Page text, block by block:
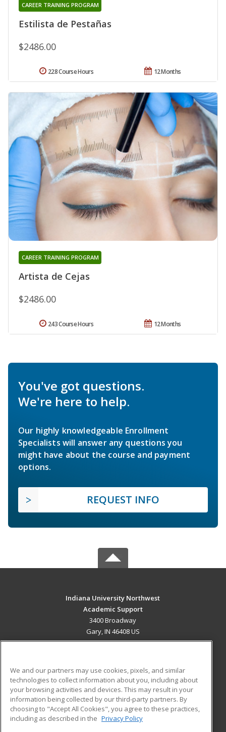
Estilista de Pestañas
CAREER TRAINING PROGRAM
$2486.00
12 Months
228 Course Hours
Artista de Cejas
CAREER TRAINING PROGRAM
$2486.00
12 Months
243 Course Hours
You've got questions.
We're here to help.
Our highly knowledgeable Enrollment
Specialists will answer any questions you
might have about the course and payment
options.
REQUEST INFO
Indiana University Northwest
Academic Support
3400 Broadway
Gary, IN 46408 US
ADDITIONAL RESOURCES
Military
Financial Assistance
Help
Student Blog
We and our partners may use cookies, pixels, and similar
technologies to collect information about you, including about
your browsing activities and devices. This may result in your
information being collected by our third-party partners. By
choosing to "Accept All Cookies", you agree to these practices,
including as described in the Privacy Policy